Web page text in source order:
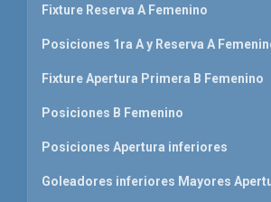
Fixture Reserva A Femenino
Posiciones 1ra A y Reserva A
Fixture Apertura Primera B Femenino
Posiciones B Femenino
Posiciones Apertura inferiores
Goleadores inferiores Mayores